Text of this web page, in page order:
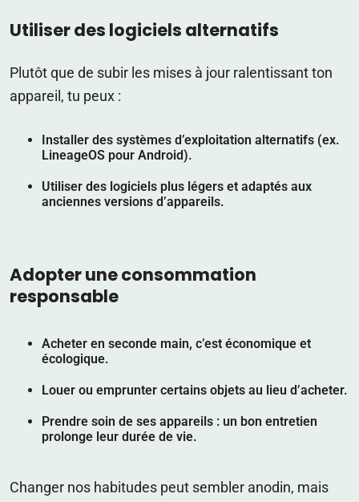
Utiliser des logiciels alternatifs
Plutôt que de subir les mises à jour ralentissant ton
appareil, tu peux :
Installer des systèmes d’exploitation alternatifs (ex.
LineageOS pour Android).
Utiliser des logiciels plus légers et adaptés aux
anciennes versions d’appareils.
Adopter une consommation
responsable
Acheter en seconde main, c’est économique et
écologique.
Louer ou emprunter certains objets au lieu d’acheter.
Prendre soin de ses appareils : un bon entretien
prolonge leur durée de vie.
Changer nos habitudes peut sembler anodin, mais